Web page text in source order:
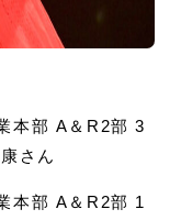
本部 A＆R2部 3
さん
本部 A＆R2部 1